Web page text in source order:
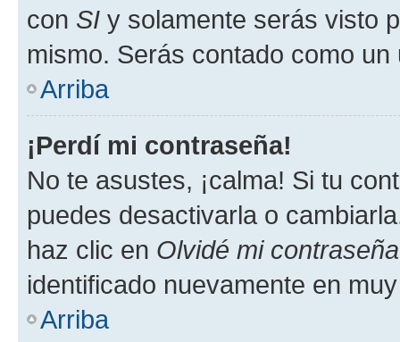
con SI y solamente serás visto
mismo. Serás contado como un
Arriba
¡Perdí mi contraseña!
No te asustes, ¡calma! Si tu
puedes desactivarla o
haz clic en Olvidé mi contraseña
identificado nuevamente en
Arriba